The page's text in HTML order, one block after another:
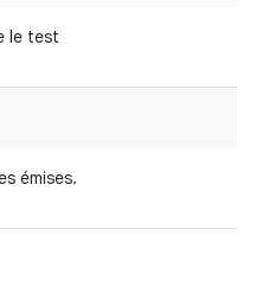
le test
émises.